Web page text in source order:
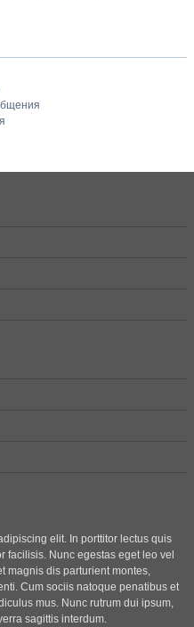
elit. In porttitor lectus quis
facilisis. Nunc egestas eget leo vel
magnis dis parturient montes,
Cum sociis natoque penatibus et
mus. Nunc rutrum dui ipsum,
sagittis interdum.